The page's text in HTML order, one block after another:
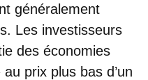
généralement
Les investisseurs
des économies
prix plus bas d’un